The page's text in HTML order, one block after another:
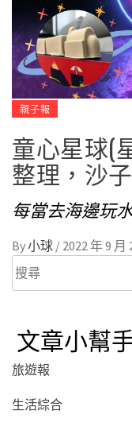
親子報
童心星球(
整理，沙
每當去海邊玩
By小球 / 2022 年 9 月
搜
尋
文章小幫
旅遊報
生活綜合